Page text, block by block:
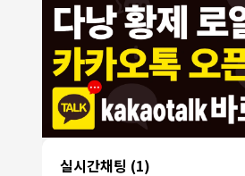
실시간채팅 (1)
8/4/2026
1 모기한테물림:여기도 문의해보
1 모기한테물림 정찰가보다 쌀수
1 결혼안해:ㄹㅇ 팩트 ㅋㅋㅋㅋ
1 결혼안해:ㄹㅇ 팩트 ㅋㅋㅋㅋ
8/5/2026
1
NY런던파
리
:다낭 에코걸 여기
요?
1 3군:에코걸 좀 조심 하는게 좋음